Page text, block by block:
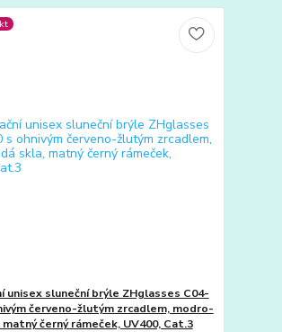
unisex sluneční brýle ZHglasses C04-
červeno-žlutým zrcadlem, modro-
černý rámeček, UV400, Cat.3